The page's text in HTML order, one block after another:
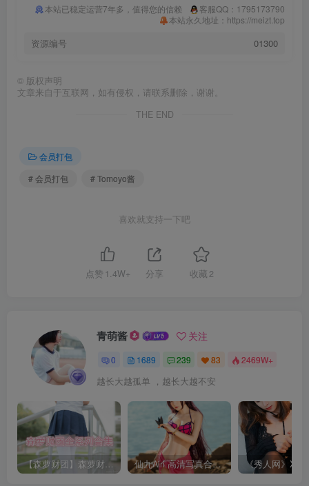
本站已稳定运营7年多，值得您的信赖
客服QQ：1795173790
本站永久地址：https://meizt.top
资源编号 01300
© 版权声明
文章来自于互联网，如有侵权，请联系删除，谢谢。
THE END
会员打包
# 会员打包
# Tomoyo酱
喜欢就支持一下吧
点赞 1.4W+ 分享 收藏 2
青萌酱 关注
0 1689 239 83 2469W+
越长大越孤单 ，越长大越不安
【森萝财团】森萝财团系列福利原版无水印合集下载[与本站内容同步更新] 仙九Airi 高清写真合集[持续更新]